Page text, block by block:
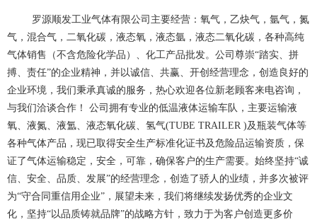
罗源顺发工业气体有限公司主要经营：氧气，乙炔气，氩气，氮
气，混合气，二氧化碳，液态氧，液态氩，液态二氧化碳，各种高纯
气体销售（不含危险化学品）、化工产品批发。公司尊崇“踏实、拼
搏、责任”的企业精神，并以诚信、共赢、开创经营理念，创造良好的
企业环境，我们秉承真诚的服务，热心欢迎各位新老顾客来电咨询，
与我们洽谈合作！ 公司拥有专业的低温液体运输车队，主要运输液
氧、液氮、液氲、液态氧化碳、氢气(TUBE TRAILER )及瓶装气体等
各种气体产品，现已取得安全生产标准化证书及危险品运输资质，保
证了气体运输稳定，安全，可靠，确保客户的生产需要。始终坚持“诚
信、安全、品质、发展”的经营理念，创造了骄人的业绩，并多次被评
为“守合同重信用企业”，展望未来，我们将继续发扬优秀的企业文
化，坚持“以品质铸就品牌”的战略方针，致力于为客户创造更多价